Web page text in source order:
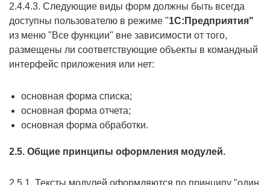
2.4.4.3. Следующие виды форм должны быть всегда
доступны пользователю в режиме "1С:Предприятия"
из меню "Все функции" вне зависимости от того,
размещены ли соответствующие объекты в командный
интерфейс приложения или нет:
основная форма списка;
основная форма отчета;
основная форма обработки.
2.5. Общие принципы оформления модулей.